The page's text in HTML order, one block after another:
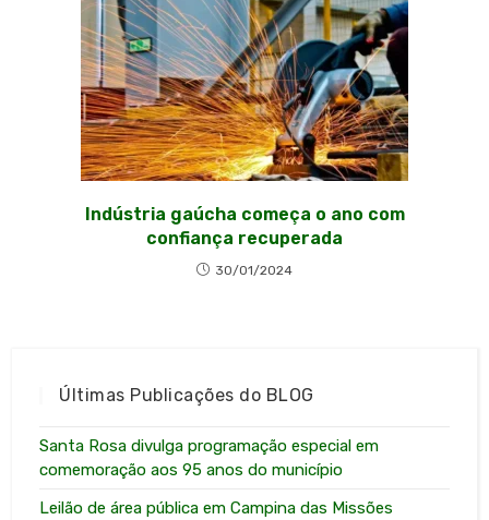
Indústria gaúcha começa o ano com
confiança recuperada
30/01/2024
Últimas Publicações do BLOG
Santa Rosa divulga programação especial em
comemoração aos 95 anos do município
Leilão de área pública em Campina das Missões